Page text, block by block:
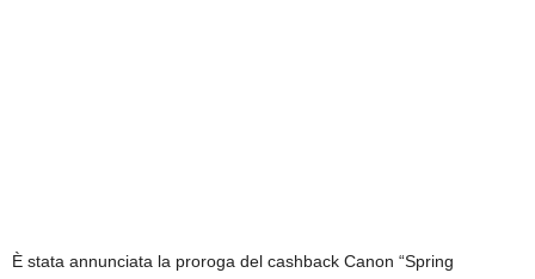
È stata annunciata la proroga del cashback Canon “Spring